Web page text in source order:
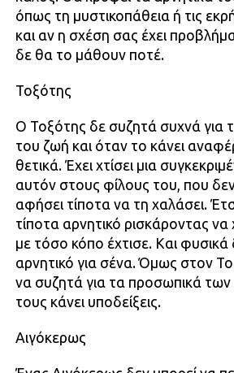
όπως τη μυστικοπάθεια ή τις
και αν η σχέση σας έχει
δε θα το μάθουν ποτέ.
Τοξότης
Ο Τοξότης δε συζητά συχνά για
του ζωή και όταν το κάνει
θετικά. Έχει χτίσει μια
αυτόν στους φίλους του, που δεν
αφήσει τίποτα να τη χαλάσει.
τίποτα αρνητικό ρισκάροντας
με τόσο κόπο έχτισε. Και φυσικά
αρνητικό για σένα. Όμως στον
να συζητά για τα προσωπικά των
τους κάνει υποδείξεις.
Αιγόκερως